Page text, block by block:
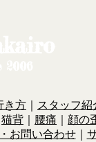
き方 スタッフ紹
猫背 腰痛 顔の
お問い合わせ｜